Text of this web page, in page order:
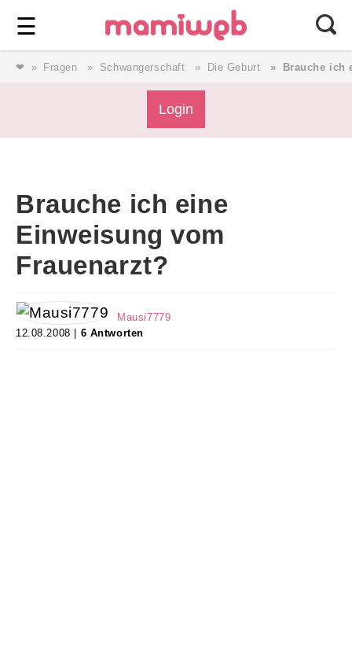
☰ ⎯ Wir lieben Familie ⎯
❤ Fragen Schwangerschaft Die Geburt Brauche ich
Login
Brauche ich eine
Einweisung vom
Frauenarzt?
Mausi7779
12.08.2008 | 6 Antworten
Forum
Service
AGB & Impressum